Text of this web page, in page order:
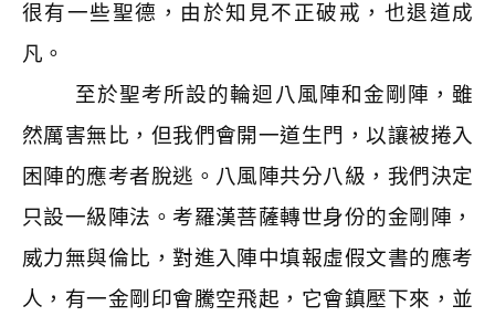
很有一些聖德，由於知見不正破戒，也退道成
凡。
至於聖考所設的輪迴八風陣和金剛陣，雖
然厲害無比，但我們會開一道生門，以讓被捲入
困陣的應考者脫逃。八風陣共分八級，我們決定
只設一級陣法。考羅漢菩薩轉世身份的金剛陣，
威力無與倫比，對進入陣中填報虛假文書的應考
人，有一金剛印會騰空飛起，它會鎮壓下來，並